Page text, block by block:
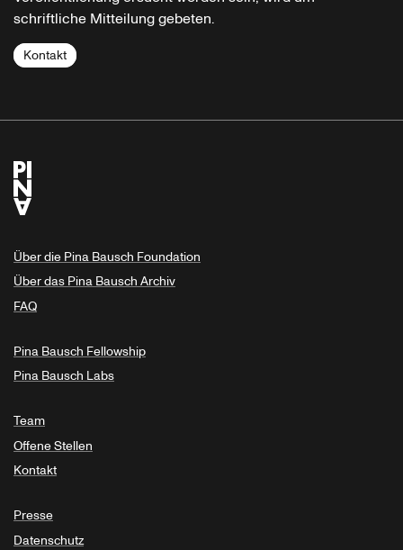
schriftliche Mitteilung gebeten.
Kontakt
Über die Pina Bausch Foundation
Über das Pina Bausch Archiv
FAQ
Pina Bausch Fellowship
Pina Bausch Labs
Team
Offene Stellen
Kontakt
Presse
Datenschutz